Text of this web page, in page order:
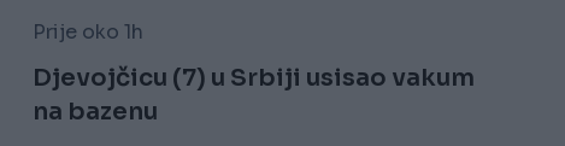
Prije oko 1h
Djevojčicu (7) u Srbiji usisao vakum
na bazenu